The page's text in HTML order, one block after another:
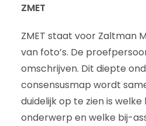
ZMET
ZMET staat voor Zaltman
van foto’s. De
omschrijven. Dit diepte
consensusmap wordt
duidelijk op te zien is
onderwerp en welke bij-